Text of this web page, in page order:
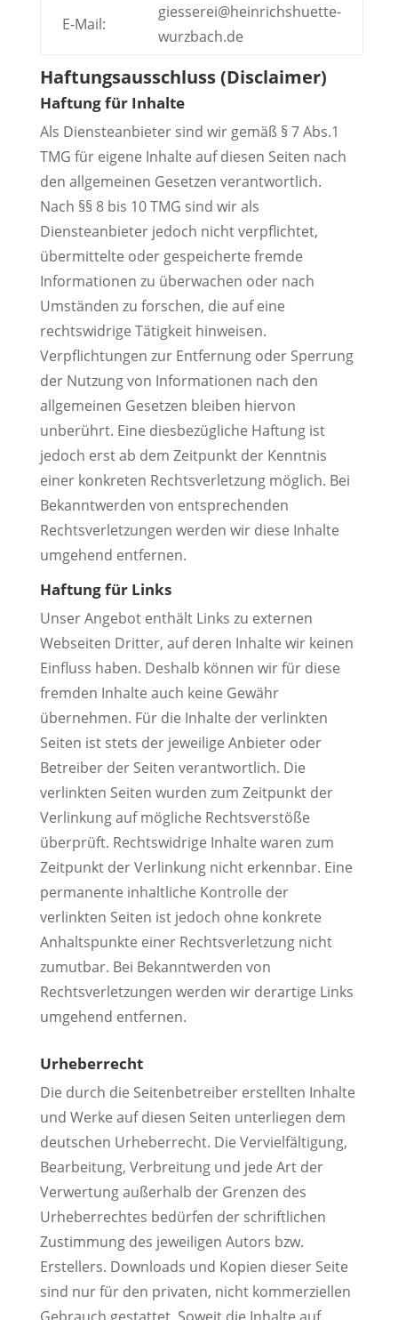
E-Mail:
giesserei@heinrichshuette-
wurzbach.de
Haftungsausschluss (Disclaimer)
Haftung für Inhalte
Als Diensteanbieter sind wir gemäß § 7 Abs.1
TMG für eigene Inhalte auf diesen Seiten nach
den allgemeinen Gesetzen verantwortlich.
Nach §§ 8 bis 10 TMG sind wir als
Diensteanbieter jedoch nicht verpflichtet,
übermittelte oder gespeicherte fremde
Informationen zu überwachen oder nach
Umständen zu forschen, die auf eine
rechtswidrige Tätigkeit hinweisen.
Verpflichtungen zur Entfernung oder Sperrung
der Nutzung von Informationen nach den
allgemeinen Gesetzen bleiben hiervon
unberührt. Eine diesbezügliche Haftung ist
jedoch erst ab dem Zeitpunkt der Kenntnis
einer konkreten Rechtsverletzung möglich. Bei
Bekanntwerden von entsprechenden
Rechtsverletzungen werden wir diese Inhalte
umgehend entfernen.
Haftung für Links
Unser Angebot enthält Links zu externen
Webseiten Dritter, auf deren Inhalte wir keinen
Einfluss haben. Deshalb können wir für diese
fremden Inhalte auch keine Gewähr
übernehmen. Für die Inhalte der verlinkten
Seiten ist stets der jeweilige Anbieter oder
Betreiber der Seiten verantwortlich. Die
verlinkten Seiten wurden zum Zeitpunkt der
Verlinkung auf mögliche Rechtsverstöße
überprüft. Rechtswidrige Inhalte waren zum
Zeitpunkt der Verlinkung nicht erkennbar. Eine
permanente inhaltliche Kontrolle der
verlinkten Seiten ist jedoch ohne konkrete
Anhaltspunkte einer Rechtsverletzung nicht
zumutbar. Bei Bekanntwerden von
Rechtsverletzungen werden wir derartige Links
umgehend entfernen.
Urheberrecht
Die durch die Seitenbetreiber erstellten Inhalte
und Werke auf diesen Seiten unterliegen dem
deutschen Urheberrecht. Die Vervielfältigung,
Bearbeitung, Verbreitung und jede Art der
Verwertung außerhalb der Grenzen des
Urheberrechtes bedürfen der schriftlichen
Zustimmung des jeweiligen Autors bzw.
Erstellers. Downloads und Kopien dieser Seite
sind nur für den privaten, nicht kommerziellen